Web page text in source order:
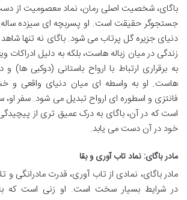
باگای، شخصیت اصلی رمان، نماد معصومیت از
جستجوگر حقیقت است. او پسربچه ای سیزده ساله
دنیای جزیره گل پرتاب می شود. باگای نه تنها
زندگی در میان زباله هاست، بلکه به دلیل ادراکات
به برقراری ارتباط با ارواح باستانی (دوکبی ها)
هاست. او به واسطه ای میان دنیای واقعی و
فانتزی و اسطوره ای ارواح تبدیل می شود. سفر
است که در آن، باگای به درک عمیق تری از
خود در آن دست می یابد.
مادر باگای: نماد تاب آوری و بقا
مادر باگای، نمادی از تاب آوری، قدرت مادرانگی و
در شرایط بسیار سخت است. او زنی است که